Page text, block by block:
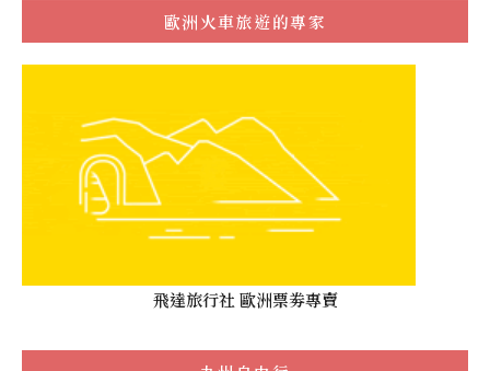
歐洲火車旅遊的專家
飛達旅行社 歐洲票劵專賣